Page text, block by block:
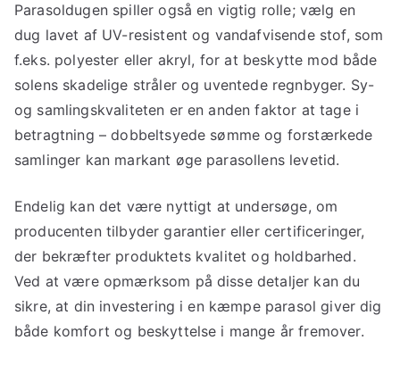
Parasoldugen spiller også en vigtig rolle; vælg en
dug lavet af UV-resistent og vandafvisende stof, som
f.eks. polyester eller akryl, for at beskytte mod både
solens skadelige stråler og uventede regnbyger. Sy-
og samlingskvaliteten er en anden faktor at tage i
betragtning – dobbeltsyede sømme og forstærkede
samlinger kan markant øge parasollens levetid.
Endelig kan det være nyttigt at undersøge, om
producenten tilbyder garantier eller certificeringer,
der bekræfter produktets kvalitet og holdbarhed.
Ved at være opmærksom på disse detaljer kan du
sikre, at din investering i en kæmpe parasol giver dig
både komfort og beskyttelse i mange år fremover.